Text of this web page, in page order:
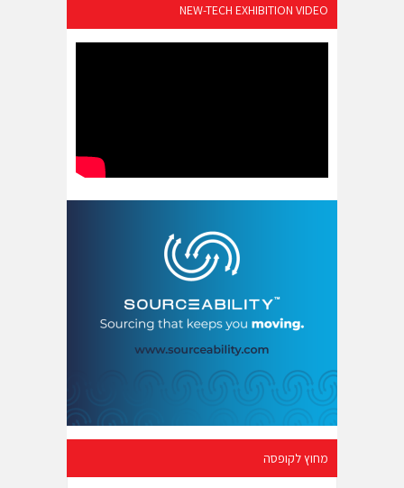
NEW-TECH EXHIBITION VIDEO
מחוץ לקופסה